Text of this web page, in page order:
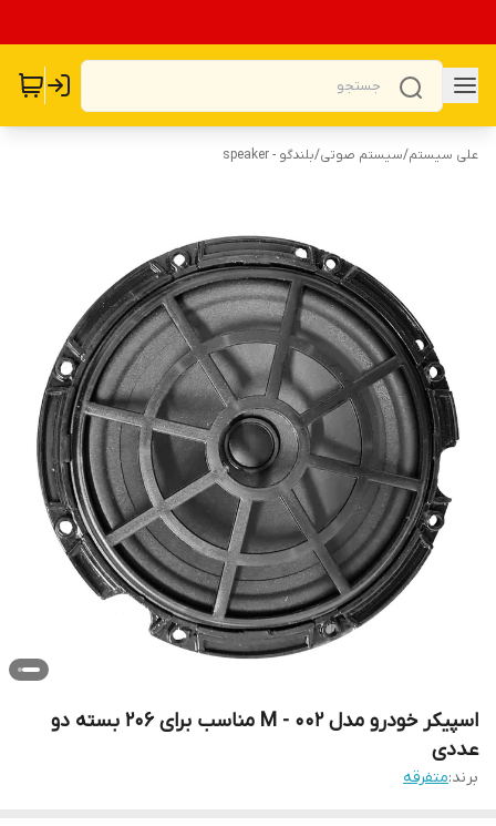
علی سیستم/سیستم صوتی/بلندگو - speaker
اسپیکر خودرو مدل M - 002 مناسب برای 206 بسته دو
عددی
برند:متفرقه